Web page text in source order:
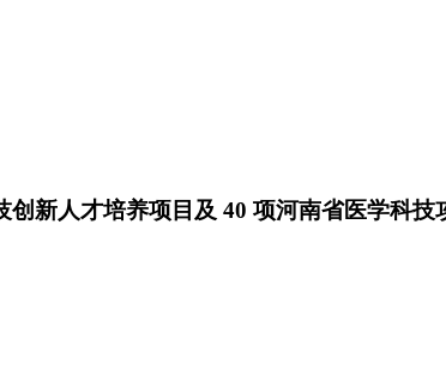
新人才培养项目及 40 项河南省医学科技